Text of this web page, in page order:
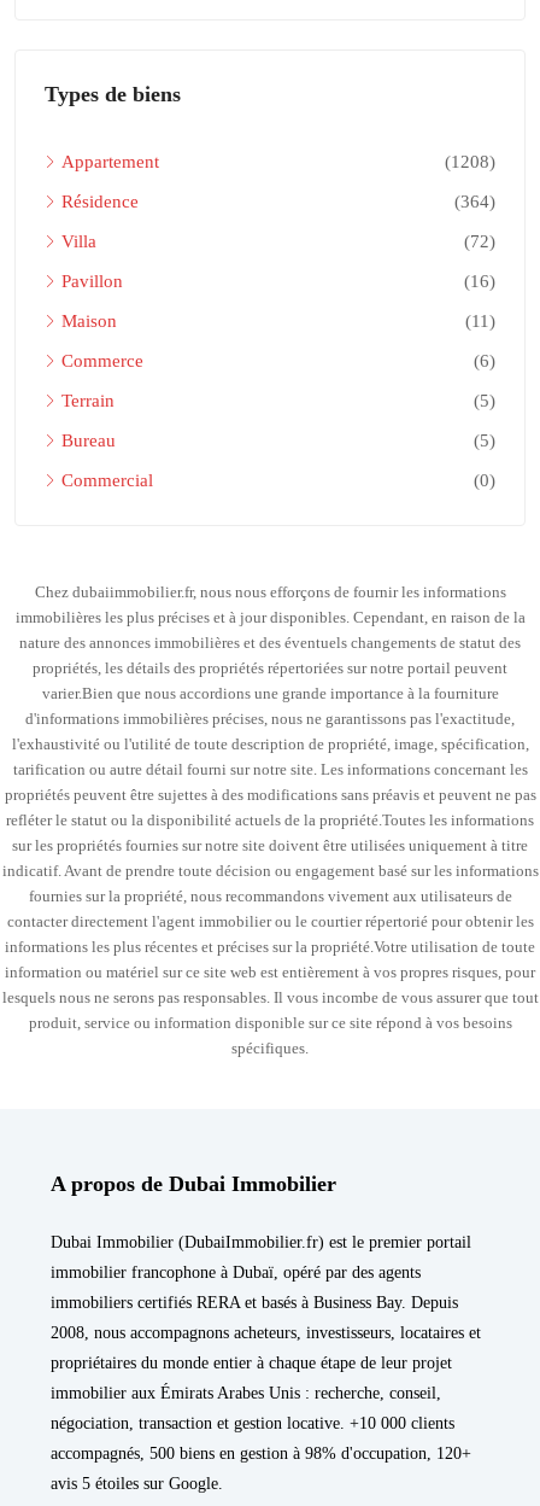
Types de biens
Appartement (1208)
Résidence (364)
Villa (72)
Pavillon (16)
Maison (11)
Commerce (6)
Terrain (5)
Bureau (5)
Commercial (0)
Chez dubaiimmobilier.fr, nous nous efforçons de fournir les informations
immobilières les plus précises et à jour disponibles. Cependant, en raison de la
nature des annonces immobilières et des éventuels changements de statut des
propriétés, les détails des propriétés répertoriées sur notre portail peuvent
varier.Bien que nous accordions une grande importance à la fourniture
d'informations immobilières précises, nous ne garantissons pas l'exactitude,
l'exhaustivité ou l'utilité de toute description de propriété, image, spécification,
tarification ou autre détail fourni sur notre site. Les informations concernant les
propriétés peuvent être sujettes à des modifications sans préavis et peuvent ne pas
refléter le statut ou la disponibilité actuels de la propriété.Toutes les informations
sur les propriétés fournies sur notre site doivent être utilisées uniquement à titre
indicatif. Avant de prendre toute décision ou engagement basé sur les informations
fournies sur la propriété, nous recommandons vivement aux utilisateurs de
contacter directement l'agent immobilier ou le courtier répertorié pour obtenir les
informations les plus récentes et précises sur la propriété.Votre utilisation de toute
information ou matériel sur ce site web est entièrement à vos propres risques, pour
lesquels nous ne serons pas responsables. Il vous incombe de vous assurer que tout
produit, service ou information disponible sur ce site répond à vos besoins
spécifiques.
A propos de Dubai Immobilier
Dubai Immobilier (DubaiImmobilier.fr) est le premier portail
immobilier francophone à Dubaï, opéré par des agents
immobiliers certifiés RERA et basés à Business Bay. Depuis
2008, nous accompagnons acheteurs, investisseurs, locataires et
propriétaires du monde entier à chaque étape de leur projet
immobilier aux Émirats Arabes Unis : recherche, conseil,
négociation, transaction et gestion locative. +10 000 clients
accompagnés, 500 biens en gestion à 98% d'occupation, 120+
avis 5 étoiles sur Google.